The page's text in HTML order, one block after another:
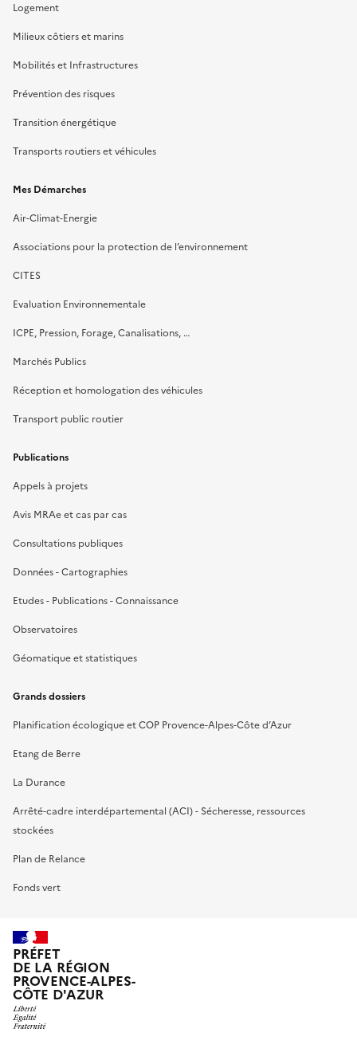
Logement
Milieux côtiers et marins
Mobilités et Infrastructures
Prévention des risques
Transition énergétique
Transports routiers et véhicules
Mes Démarches
Air-Climat-Energie
Associations pour la protection de l’environnement
CITES
Evaluation Environnementale
ICPE, Pression, Forage, Canalisations, …
Marchés Publics
Réception et homologation des véhicules
Transport public routier
Publications
Appels à projets
Avis MRAe et cas par cas
Consultations publiques
Données - Cartographies
Etudes - Publications - Connaissance
Observatoires
Géomatique et statistiques
Grands dossiers
Planification écologique et COP Provence-Alpes-Côte d’Azur
Etang de Berre
La Durance
Arrêté-cadre interdépartemental (ACI) - Sécheresse, ressources
stockées
Plan de Relance
Fonds vert
PRÉFET
DE LA RÉGION
PROVENCE-ALPES-
CÔTE D'AZUR